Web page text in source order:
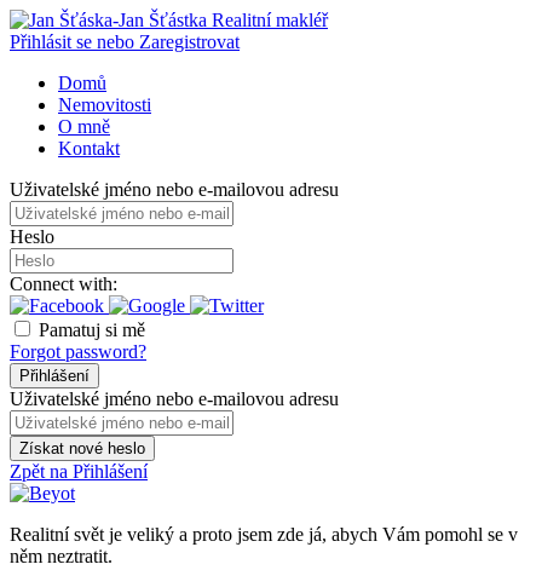
Přihlásit se nebo Zaregistrovat
Domů
Nemovitosti
O mně
Kontakt
Uživatelské jméno nebo e-mailovou adresu
Heslo
Connect with:
Pamatuj si mě
Forgot password?
Přihlášení
Uživatelské jméno nebo e-mailovou adresu
Získat nové heslo
Zpět na Přihlášení
Realitní svět je veliký a proto jsem zde já, abych Vám pomohl se v
něm neztratit.